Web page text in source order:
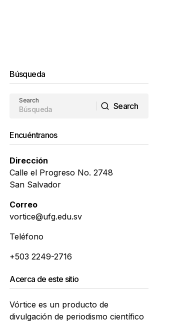
Búsqueda
Search
Search
Encuéntranos
Dirección
Calle el Progreso No. 2748
San Salvador
Correo
vortice@ufg.edu.sv
Teléfono
+503 2249-2716
Acerca de este sitio
Vórtice es un producto de
divulgación de periodismo científico